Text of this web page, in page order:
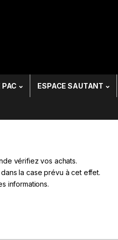
PAC ESPACE SAUTANT
vérifiez vos achats.
la case prévu à cet effet.
informations.